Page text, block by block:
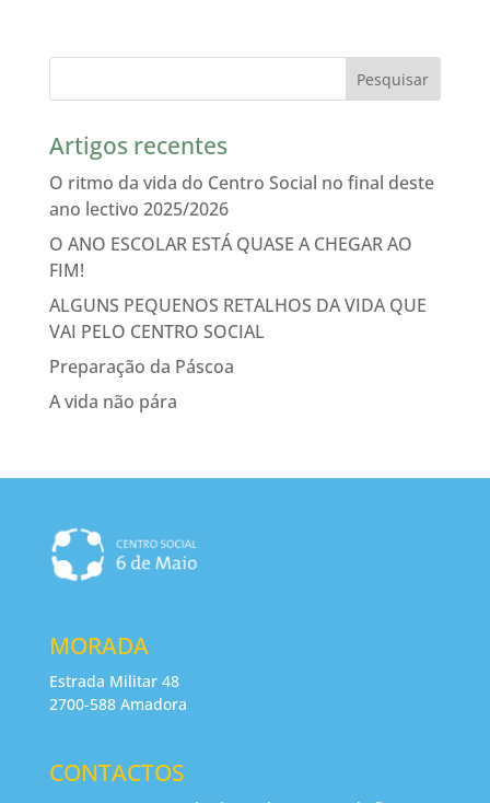
Artigos recentes
O ritmo da vida do Centro Social no final deste
ano lectivo 2025/2026
O ANO ESCOLAR ESTÁ QUASE A CHEGAR AO
FIM!
ALGUNS PEQUENOS RETALHOS DA VIDA QUE
VAI PELO CENTRO SOCIAL
Preparação da Páscoa
A vida não pára
MORADA
Estrada Militar 48
2700-588 Amadora
CONTACTOS